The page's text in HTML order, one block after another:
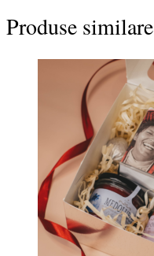
Produse similare